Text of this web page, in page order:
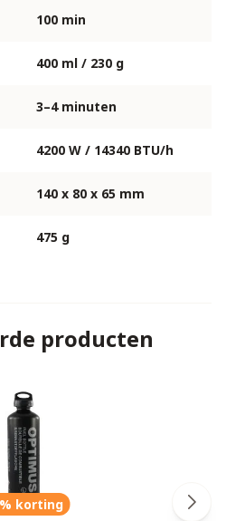
100 min
400 ml / 230 g
3–4 minuten
4200 W / 14340 BTU/h
140 x 80 x 65 mm
475 g
producten
korting